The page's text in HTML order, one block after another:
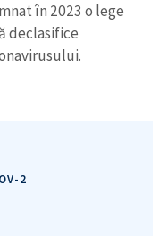
în 2023 o lege
declasifice
2